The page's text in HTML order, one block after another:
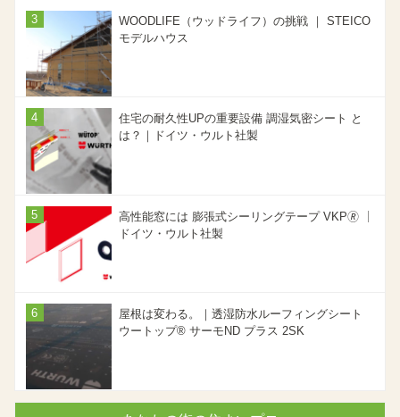
WOODLIFE（ウッドライフ）の挑戦 ｜ STEICO
モデルハウス
住宅の耐久性UPの重要設備 調湿気密シート と
は？｜ドイツ・ウルト社製
高性能窓には 膨張式シーリングテープ VKP🄬 ｜
ドイツ・ウルト社製
屋根は変わる。｜透湿防水ルーフィングシート
ウートップ® サーモND プラス 2SK